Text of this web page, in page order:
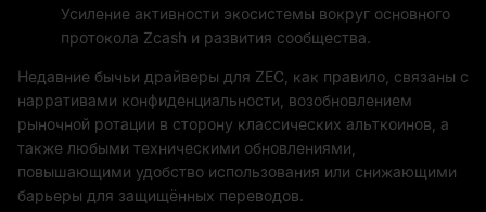
Усиление активности экосистемы вокруг основного
протокола Zcash и развития сообщества.
Недавние бычьи драйверы для ZEC, как правило, связаны с
нарративами конфиденциальности, возобновлением
рыночной ротации в сторону классических альткоинов, а
также любыми техническими обновлениями,
повышающими удобство использования или снижающими
барьеры для защищённых переводов.